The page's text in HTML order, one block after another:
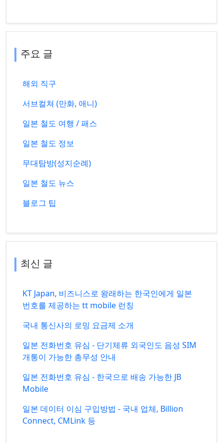
주요 글
해외 직구
서브컬쳐 (만화, 애니)
일본 철도 여행 / 패스
일본 철도 정보
무대탐방(성지순례)
일본 철도 뉴스
블로그 팁
최신 글
KT Japan, 비즈니스로 왕래하는 한국인에게 일본
번호를 제공하는 tt mobile 런칭
국내 통신사의 로밍 요금제 소개
일본 전화번호 유심 - 단기체류 외국인도 음성 SIM
개통이 가능한 총무성 안내
일본 전화번호 유심 - 한국으로 배송 가능한 JB
Mobile
일본 데이터 이심 구입방법 - 국내 업체, Billion
Connect, CMLink 등